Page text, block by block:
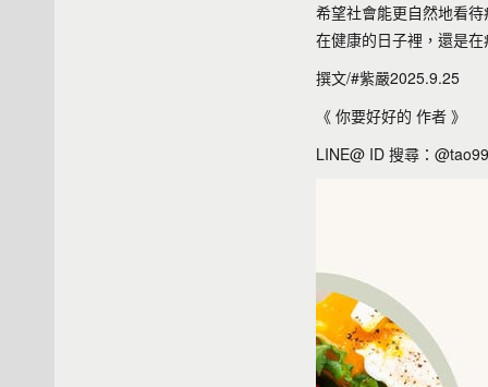
希望社會能更自然地看
在健康的日子裡，還是
撰文/#紫嚴2025.9.25
《 你要好好的 作者 》
LINE@ ID 搜尋：@tao99